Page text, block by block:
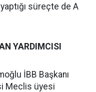
süreçte de A
YARDIMCISI
İBB Başkanı
Meclis üyesi